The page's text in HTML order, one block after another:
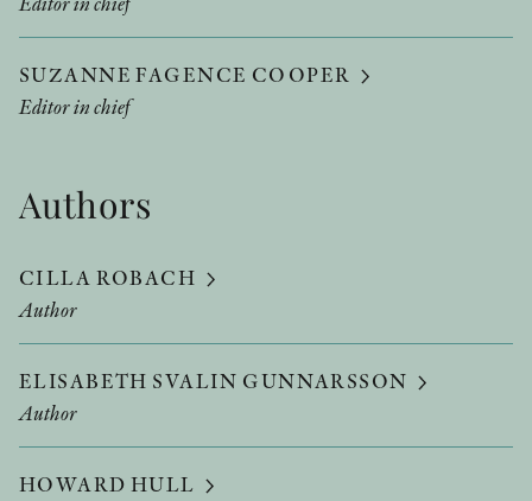
SUZANNE FAGENCE COOPER
Editor in chief
Authors
CILLA ROBACH
Author
ELISABETH SVALIN GUNNARSSON
Author
HOWARD HULL